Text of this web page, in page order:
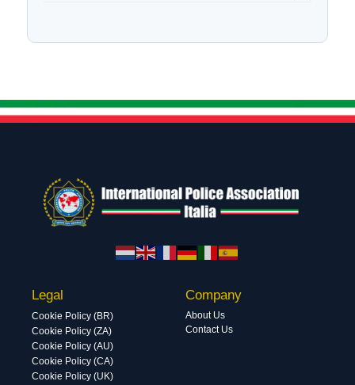
Legal
Cookie Policy (BR)
Cookie Policy (ZA)
Cookie Policy (AU)
Cookie Policy (CA)
Cookie Policy (UK)
Company
About Us
Contact Us